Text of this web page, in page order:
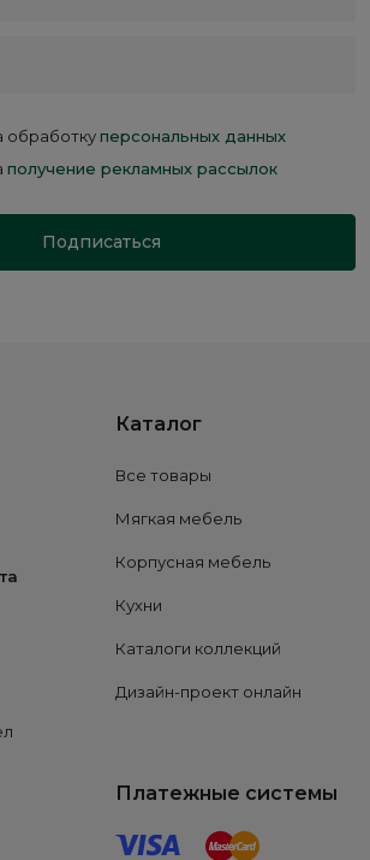
обработкуперсональных данных
получение рекламных рассылок
Подписаться
Каталог
Все товары
Мягкая мебель
Корпусная мебель
Кухни
Каталоги коллекций
Дизайн-проект онлайн
Платежные системы